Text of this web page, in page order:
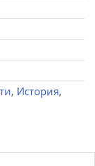
, История,